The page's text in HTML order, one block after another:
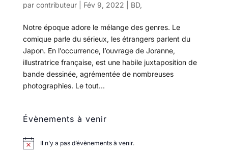
par contributeur| Fév 9, 2022 BD,
Notre époque adore le mélange des genres. Le
comique parle du sérieux, les étrangers parlent du
Japon. En l’occurrence, l’ouvrage de Joranne,
illustratrice française, est une habile juxtaposition de
bande dessinée, agrémentée de nombreuses
photographies. Le tout...
Évènements à venir
Il n’y a pas d’évènements à venir.